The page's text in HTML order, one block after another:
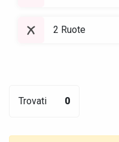
2 Ruote
Trovati 0